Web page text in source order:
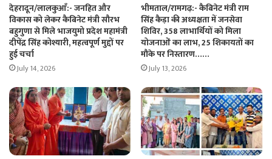
देहरादून/लालकुआँ:- जनहित और
विकास को लेकर कैबिनेट मंत्री सौरभ
बहुगुणा से मिले भाजयुमो प्रदेश महामंत्री
दीपेंद्र सिंह कोश्यारी, महत्वपूर्ण मुद्दों पर
हुई चर्चा
July 14, 2026
भीमताल/रामगढ़:- कैबिनेट मंत्री राम
सिंह कैड़ा की अध्यक्षता में जनसेवा
शिविर, 358 लाभार्थियों को मिला
योजनाओं का लाभ, 25 शिकायतों का
मौके पर निस्तारण……
July 13, 2026